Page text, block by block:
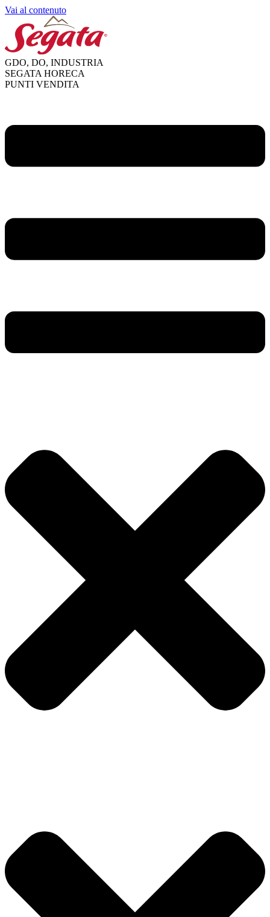
Vai al contenuto
GDO, DO, INDUSTRIA
SEGATA HORECA
PUNTI VENDITA